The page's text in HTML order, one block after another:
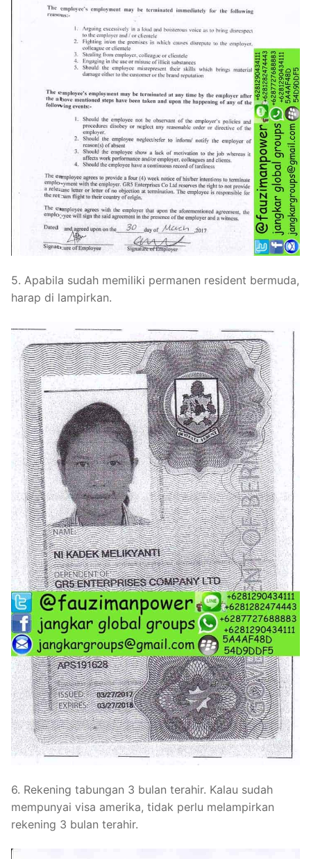
5. Apabila sudah memiliki permanen resident bermuda,
harap di lampirkan.
6. Rekening tabungan 3 bulan terahir. Kalau sudah
mempunyai visa amerika, tidak perlu melampirkan
rekening 3 bulan terahir.